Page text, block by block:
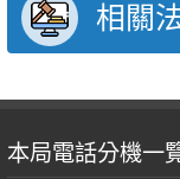
相關
本局電話分機一